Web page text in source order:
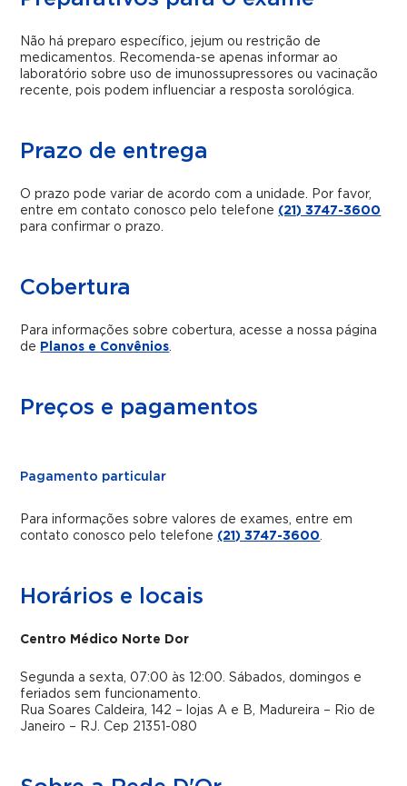
Não há preparo específico, jejum ou restrição de
medicamentos. Recomenda-se apenas informar ao
laboratório sobre uso de imunossupressores ou vacinação
recente, pois podem influenciar a resposta sorológica.
Prazo de entrega
O prazo pode variar de acordo com a unidade. Por favor,
entre em contato conosco pelo telefone (21) 3747-3600
para confirmar o prazo.
Cobertura
Para informações sobre cobertura, acesse a nossa página
de Planos e Convênios.
Preços e pagamentos
Pagamento particular
Para informações sobre valores de exames, entre em
contato conosco pelo telefone (21) 3747-3600.
Horários e locais
Centro Médico Norte Dor
Segunda a sexta, 07:00 às 12:00. Sábados, domingos e
feriados sem funcionamento.
Rua Soares Caldeira, 142 – lojas A e B, Madureira – Rio de
Janeiro – RJ. Cep 21351-080